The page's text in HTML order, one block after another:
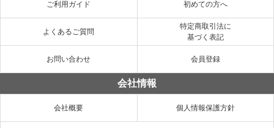
ご利用ガイド 初めての方へ
よくあるご質問
特定商取引法に
基づく表記
お問い合わせ 会員登録
会社情報
会社概要 個人情報保護方針